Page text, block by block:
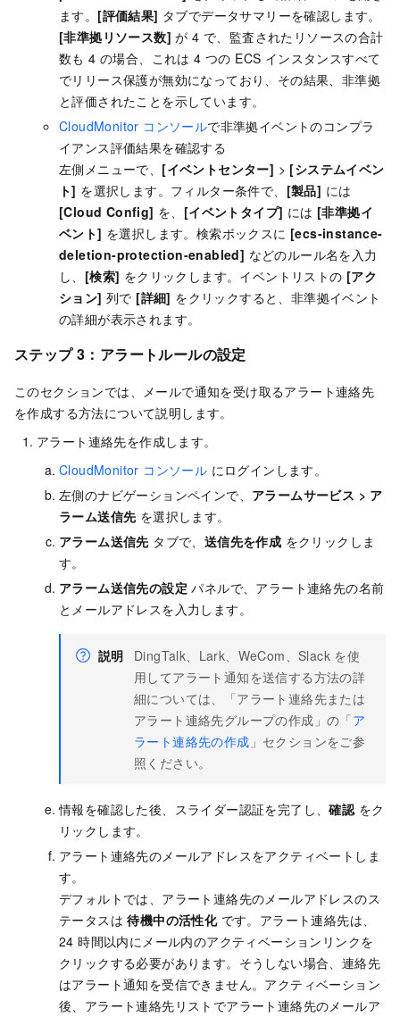
ます。 [評価結果] タブでデータサマリーを確認します。
[非準拠リソース数] が 4 で、監査されたリソースの合計
数も 4 の場合、これは 4 つの ECS インスタンスすべて
でリリース保護が無効になっており、その結果、非準拠
と評価されたことを示しています。
CloudMonitor コンソールで非準拠イベントのコンプラ
イアンス評価結果を確認する
左側メニューで、 [イベントセンター] > [システムイベン
ト] を選択します。フィルター条件で、 [製品] には
[Cloud Config] を、 [イベントタイプ] には [非準拠イ
ベント] を選択します。検索ボックスに [ecs-instance-
deletion-protection-enabled] などのルール名を入力
し、 [検索] をクリックします。イベントリストの [アク
ション] 列で [詳細] をクリックすると、非準拠イベント
の詳細が表示されます。
ステップ 3：アラートルールの設定
このセクションでは、メールで通知を受け取るアラート連絡先
を作成する方法について説明します。
アラート連絡先を作成します。
CloudMonitor コンソール にログインします。
左側のナビゲーションペインで、 アラームサービス > ア
ラーム送信先を選択します。
アラーム送信先タブで、 送信先を作成 をクリックしま
す。
アラーム送信先の設定 パネルで、 アラート連絡先の名前
とメールアドレスを入力します。
説明
DingTalk、Lark、WeCom、Slack を使
用してアラート通知を送信する方法の詳
細については、「アラート連絡先または
アラート連絡先グループの作成」の「ア
ラート連絡先の作成 」セクションをご参
照ください。
情報を確認した後、スライダー認証を完了し、確認をク
リックします。
アラート連絡先のメールアドレスをアクティベートしま
す。
デフォルトでは、アラート連絡先のメールアドレスのス
テータスは待機中の活性化です。アラート連絡先は、
24 時間以内にメール内のアクティベーションリンクを
クリックする必要があります。そうしない場合、連絡先
はアラート通知を受信できません。アクティベーション
後、アラート連絡先リストでアラート連絡先のメールア